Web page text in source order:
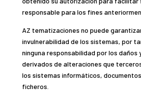
responsable para los fines
AZ tematizaciones no puede
invulnerabilidad de los sistemas, por
ninguna responsabilidad por los daños
derivados de alteraciones que
los sistemas informáticos,
ficheros.